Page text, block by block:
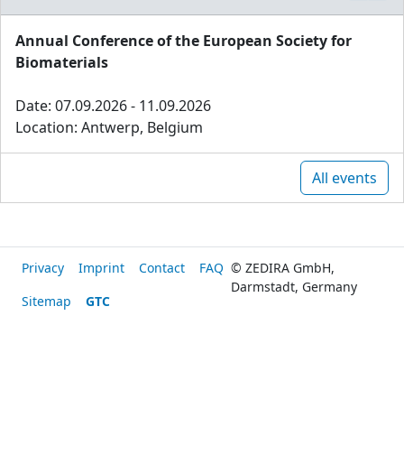
Annual Conference of the European Society for
Biomaterials
Date: 07.09.2026 - 11.09.2026
Location: Antwerp, Belgium
All events
Privacy Imprint Contact
FAQ
Sitemap
GTC
© ZEDIRA GmbH,
Darmstadt, Germany